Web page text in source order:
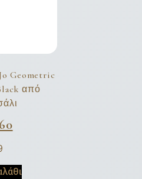
Geometric
από